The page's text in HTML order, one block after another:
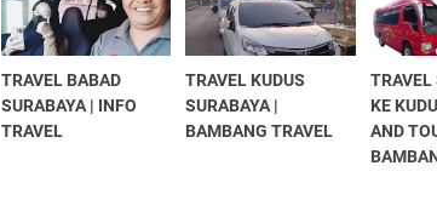
TRAVEL BABAD
SURABAYA | INFO
TRAVEL
TRAVEL KUDUS
SURABAYA |
BAMBANG TRAVEL
TRAVEL
KE
AND